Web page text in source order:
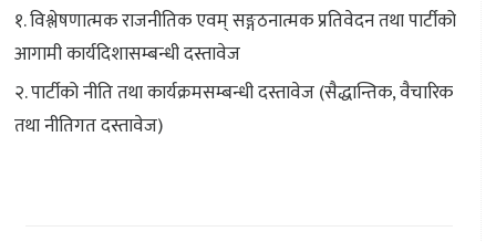
१. विश्लेषणात्मक राजनीतिक एवम् सङ्गठनात्मक प्रतिवेदन तथा पार्टीको
आगामी कार्यदिशासम्बन्धी दस्तावेज
२. पार्टीको नीति तथा कार्यक्रमसम्बन्धी दस्तावेज (सैद्धान्तिक, वैचारिक
तथा नीतिगत दस्तावेज)